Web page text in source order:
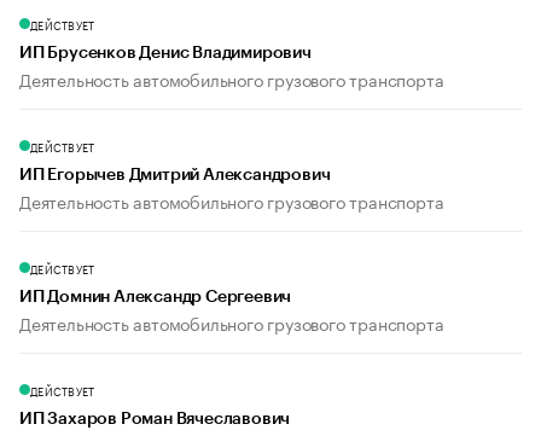
ДЕЙСТВУЕТ
ИП Брусенков Денис Владимирович
Деятельность автомобильного грузового транспорта
ДЕЙСТВУЕТ
ИП Егорычев Дмитрий Александрович
Деятельность автомобильного грузового транспорта
ДЕЙСТВУЕТ
ИП Домнин Александр Сергеевич
Деятельность автомобильного грузового транспорта
ДЕЙСТВУЕТ
ИП Захаров Роман Вячеславович